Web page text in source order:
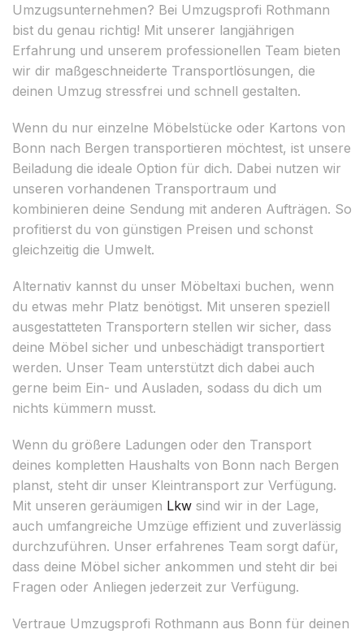
Umzugsunternehmen? Bei Umzugsprofi Rothmann
bist du genau richtig! Mit unserer langjährigen
Erfahrung und unserem professionellen Team bieten
wir dir maßgeschneiderte Transportlösungen, die
deinen Umzug stressfrei und schnell gestalten.
Wenn du nur einzelne Möbelstücke oder Kartons von
Bonn nach Bergen transportieren möchtest, ist unsere
Beiladung die ideale Option für dich. Dabei nutzen wir
unseren vorhandenen Transportraum und
kombinieren deine Sendung mit anderen Aufträgen. So
profitierst du von günstigen Preisen und schonst
gleichzeitig die Umwelt.
Alternativ kannst du unser Möbeltaxi buchen, wenn
du etwas mehr Platz benötigst. Mit unseren speziell
ausgestatteten Transportern stellen wir sicher, dass
deine Möbel sicher und unbeschädigt transportiert
werden. Unser Team unterstützt dich dabei auch
gerne beim Ein- und Ausladen, sodass du dich um
nichts kümmern musst.
Wenn du größere Ladungen oder den Transport
deines kompletten Haushalts von Bonn nach Bergen
planst, steht dir unser Kleintransport zur Verfügung.
Mit unseren geräumigen Lkw sind wir in der Lage,
auch umfangreiche Umzüge effizient und zuverlässig
durchzuführen. Unser erfahrenes Team sorgt dafür,
dass deine Möbel sicher ankommen und steht dir bei
Fragen oder Anliegen jederzeit zur Verfügung.
Vertraue Umzugsprofi Rothmann aus Bonn für deinen